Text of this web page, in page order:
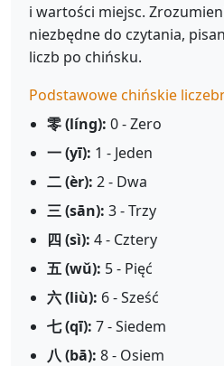
i wartości miejsc.
niezbędne do czytania,
liczb po chińsku.
Podstawowe chińskie
零 (líng): 0 - Zero
一 (yī): 1 - Jeden
二 (èr): 2 - Dwa
三 (sān): 3 - Trzy
四 (sì): 4 - Cztery
五 (wǔ): 5 - Pięć
六 (liù): 6 - Sześć
七 (qī): 7 - Siedem
八 (bā): 8 - Osiem